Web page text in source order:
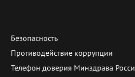
Безопасность
Противодействие коррупции
Телефон доверия Минздрава